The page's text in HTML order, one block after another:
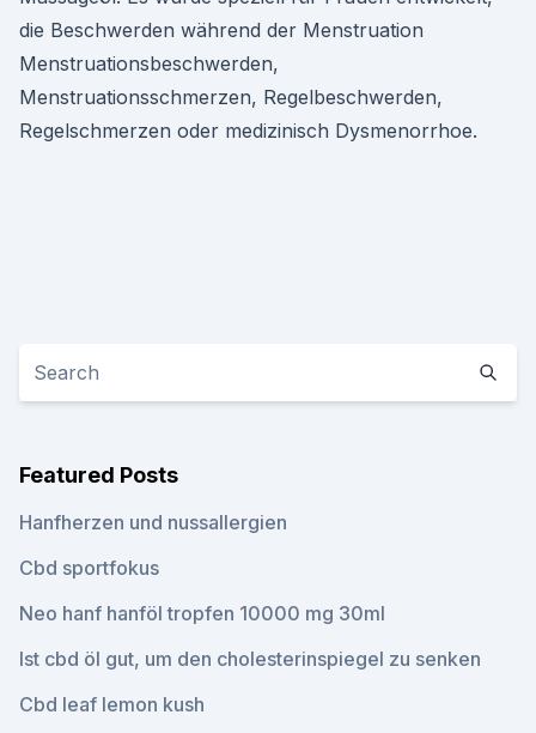
die Beschwerden während der Menstruation
Menstruationsbeschwerden,
Menstruationsschmerzen, Regelbeschwerden,
Regelschmerzen oder medizinisch Dysmenorrhoe.
Featured Posts
Hanfherzen und nussallergien
Cbd sportfokus
Neo hanf hanföl tropfen 10000 mg 30ml
Ist cbd öl gut, um den cholesterinspiegel zu senken
Cbd leaf lemon kush